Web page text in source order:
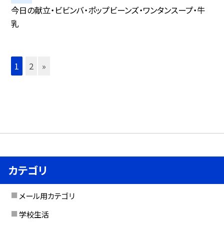
今日の献立・ビビンバ・ポップビーンズ・ワンタンスープ・牛
乳
1 2 »
カテゴリ
メール用カテゴリ
学校生活